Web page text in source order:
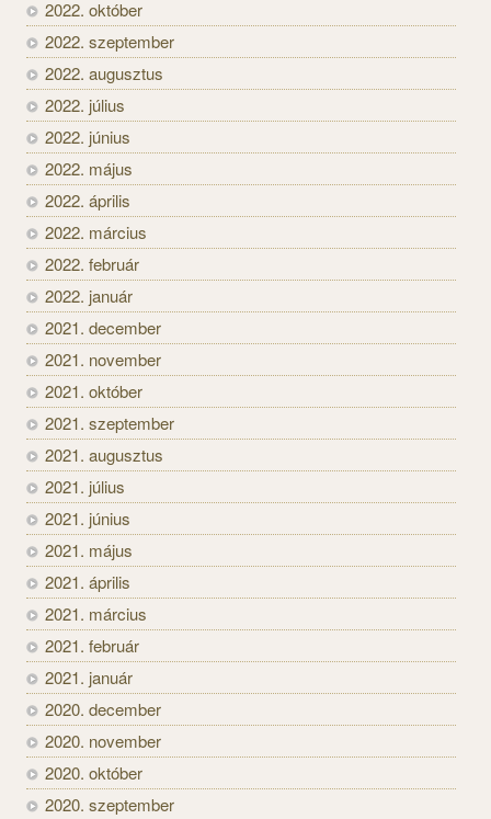
2022. október
2022. szeptember
2022. augusztus
2022. július
2022. június
2022. május
2022. április
2022. március
2022. február
2022. január
2021. december
2021. november
2021. október
2021. szeptember
2021. augusztus
2021. július
2021. június
2021. május
2021. április
2021. március
2021. február
2021. január
2020. december
2020. november
2020. október
2020. szeptember